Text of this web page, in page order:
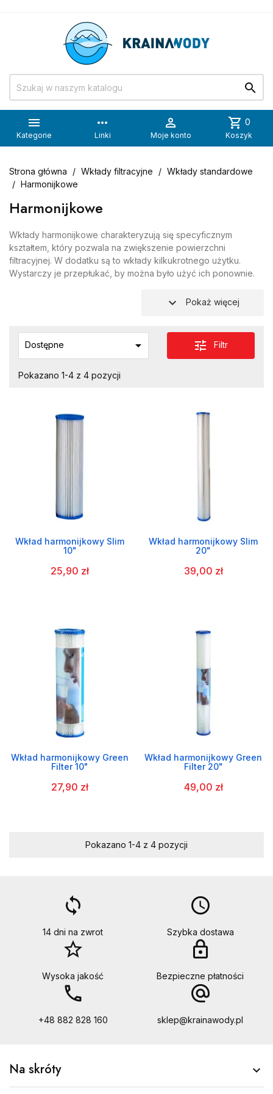


Kategorie
more_horiz
Linki

Moje konto
shopping_cart 0
Koszyk
Strona główna Wkłady filtracyjne
Wkłady standardowe
Harmonijkowe
Harmonijkowe
Wkłady harmonijkowe charakteryzują się specyficznym
kształtem, który pozwala na zwiększenie powierzchni
filtracyjnej. W dodatku są to wkłady kilkukrotnego użytku.
Wystarczy je przepłukać, by można było użyć ich ponownie.
expand_more Pokaż więcej
Dostępne  tune Filtr
Pokazano 1-4 z 4 pozycji
Wkład harmonijkowy Slim
10"
25,90 zł
Wkład harmonijkowy Slim
20"
39,00 zł
Wkład harmonijkowy Green
Filter 10"
27,90 zł
Wkład harmonijkowy Green
Filter 20"
49,00 zł
Pokazano 1-4 z 4 pozycji
loop
14 dni na zwrot
access_time
Szybka dostawa
star_border
Wysoka jakość
lock
Bezpieczne płatności
call
+48 882 828 160
alternate_email
sklep@krainawody.pl
Na skróty 